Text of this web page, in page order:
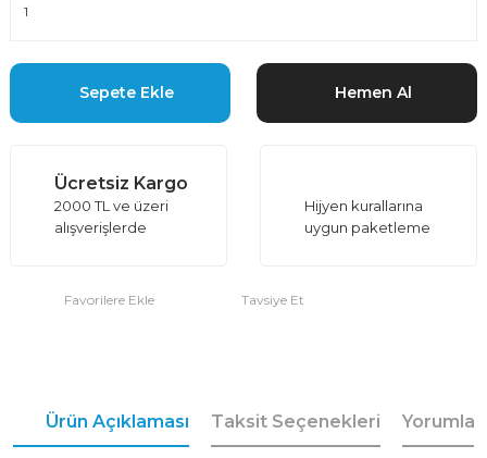
Sepete Ekle Hemen Al
Ücretsiz Kargo
2000 TL ve üzeri
alışverişlerde
Hijyen kurallarına
uygun paketleme
Tavsiye Et
Ürün Açıklaması Taksit Seçenekleri Yorumlar